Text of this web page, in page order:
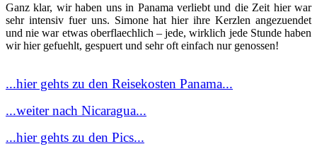
Ganz klar, wir haben uns in Panama verliebt und die Zeit hier war
sehr intensiv fuer uns. Simone hat hier ihre Kerzlen angezuendet
und nie war etwas oberflaechlich – jede, wirklich jede Stunde haben
wir hier gefuehlt, gespuert und sehr oft einfach nur genossen!
...hier gehts zu den Reisekosten Panama...
...weiter nach Nicaragua...
...hier gehts zu den Pics...